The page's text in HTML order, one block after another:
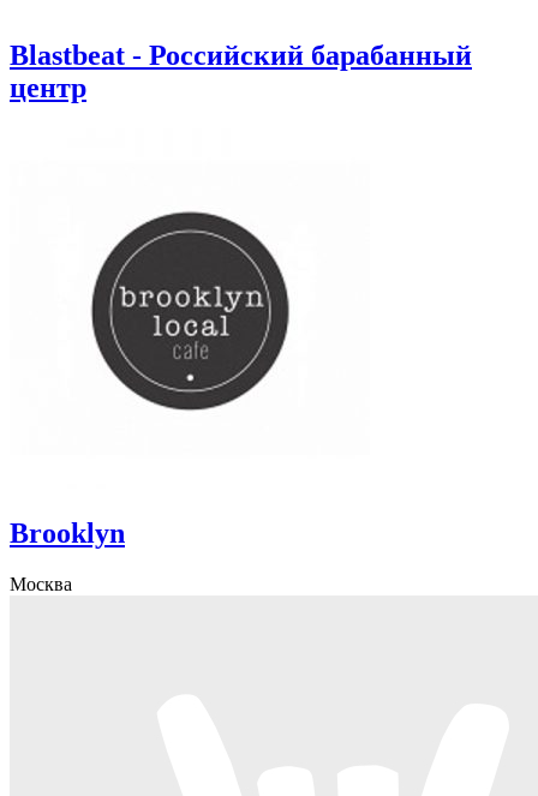
Blastbeat - Российский барабанный
центр
Brooklyn
Москва